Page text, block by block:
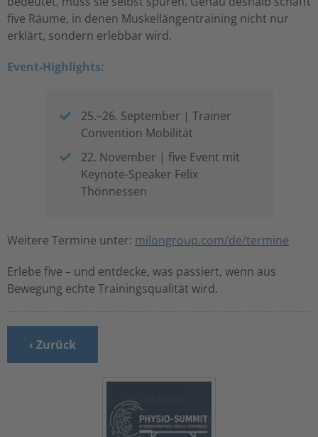
five Räume, in denen Muskellängentraining nicht nur
erklärt, sondern erlebbar wird.
Event-Highlights:
25.–26. September | Trainer
Convention Mobilität
22. November | five Event mit
Keynote-Speaker Felix
Thönnessen
Weitere Termine unter: milongroup.com/de/termine
Erlebe five – und entdecke, was passiert, wenn aus
Bewegung echte Trainingsqualität wird.
‹ Zurück